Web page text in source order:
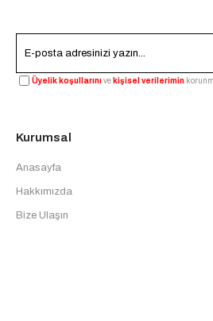
Üyelik koşullarınıve kişisel verilerimin
Kurumsal
Anasayfa
Hakkımızda
Bize Ulaşın